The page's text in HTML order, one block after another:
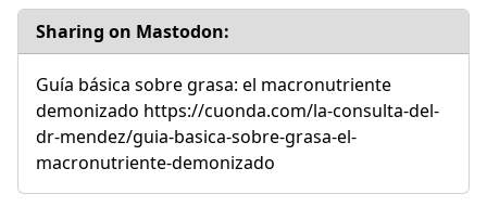
Sharing on Mastodon:
Guía básica sobre grasa: el macronutriente
demonizado https://cuonda.com/la-consulta-del-
dr-mendez/guia-basica-sobre-grasa-el-
macronutriente-demonizado